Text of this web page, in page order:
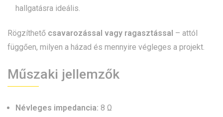
hallgatásra ideális.
Rögzíthető csavarozással vagy ragasztással – attól
függően, milyen a házad és mennyire végleges a projekt.
Műszaki jellemzők
Névleges impedancia: 8 Ω